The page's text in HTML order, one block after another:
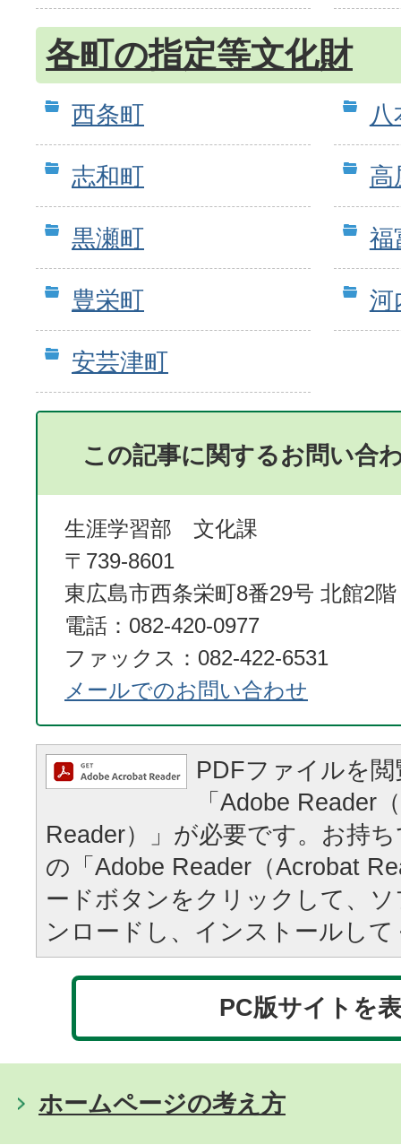
各町の指定等文化財
西条町
志和町 高
黒瀬町 福
豊栄町 河
安芸津町
この記事に関するお問い合
生涯学習部 文化課
〒739-8601
東広島市西条栄町8番29号 北館2階
電話：082-420-0977
ファックス：082-422-6531
メールでのお問い合わせ
PDFファイルを
「Adobe Reader
Reader）」が必要です。お持
の「Adobe Reader（Acrobat
ードボタンをクリックして、
ンロードし、インストールし
PC版サイトを
ホームページの考え方